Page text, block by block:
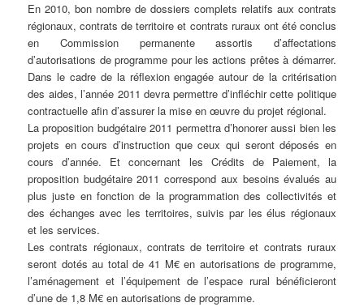
En 2010, bon nombre de dossiers complets relatifs aux contrats
régionaux, contrats de territoire et contrats ruraux ont été conclus
en Commission permanente assortis d’affectations
d’autorisations de programme pour les actions prêtes à démarrer.
Dans le cadre de la réflexion engagée autour de la critérisation
des aides, l’année 2011 devra permettre d’infléchir cette politique
contractuelle afin d’assurer la mise en œuvre du projet régional.
La proposition budgétaire 2011 permettra d’honorer aussi bien les
projets en cours d’instruction que ceux qui seront déposés en
cours d’année. Et concernant les Crédits de Paiement, la
proposition budgétaire 2011 correspond aux besoins évalués au
plus juste en fonction de la programmation des collectivités et
des échanges avec les territoires, suivis par les élus régionaux
et les services.
Les contrats régionaux, contrats de territoire et contrats ruraux
seront dotés au total de 41 M€ en autorisations de programme,
l’aménagement et l’équipement de l’espace rural bénéficieront
d’une de 1,8 M€ en autorisations de programme.